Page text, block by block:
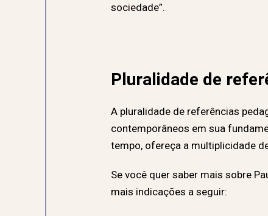
sociedade”.
Pluralidade de
A pluralidade de referências
contemporâneos em sua
tempo, ofereça a multiplicidade
Se você quer saber mais sobre
mais indicações a seguir: